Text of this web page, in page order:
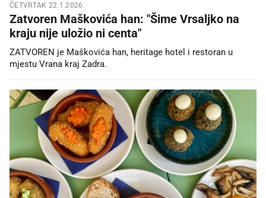
ČETVRTAK 22.1.2026.
Zatvoren Maškovića han: "Šime Vrsaljko na
kraju nije uložio ni centa"
ZATVOREN je Maškovića han, heritage hotel i restoran u
mjestu Vrana kraj Zadra.